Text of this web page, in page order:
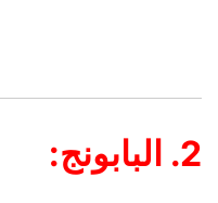
2. البابونج: